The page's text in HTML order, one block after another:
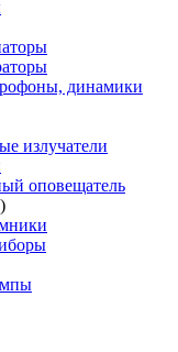
динамики
излучатели
оповещатель